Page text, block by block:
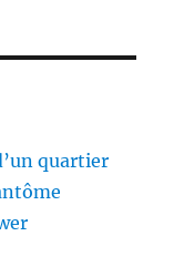
quartier